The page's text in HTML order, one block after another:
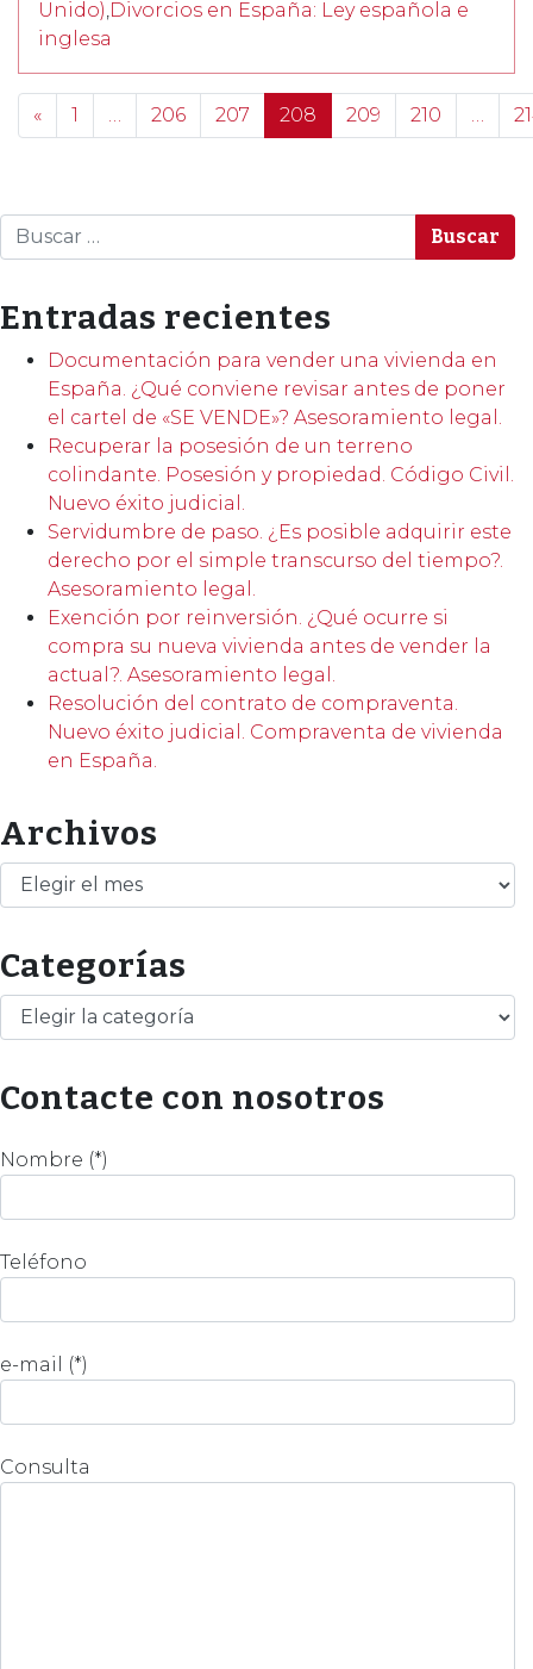
Unido) Divorcios en España: Ley española e
inglesa
Posts navigation
« 1 206 207 208 209 210
Buscar
Entradas recientes
Documentación para vender una vivienda en
España. ¿Qué conviene revisar antes de poner
el cartel de «SE VENDE»? Asesoramiento legal.
Recuperar la posesión de un terreno
colindante. Posesión y propiedad. Código Civil.
Nuevo éxito judicial.
Servidumbre de paso. ¿Es posible adquirir este
derecho por el simple transcurso del tiempo?.
Asesoramiento legal.
Exención por reinversión. ¿Qué ocurre si
compra su nueva vivienda antes de vender la
actual?. Asesoramiento legal.
Resolución del contrato de compraventa.
Nuevo éxito judicial. Compraventa de vivienda
en España.
Archivos
Archivos
Categorías
Categorías
Contacte con nosotros
Nombre (*)
Teléfono
e-mail (*)
Consulta